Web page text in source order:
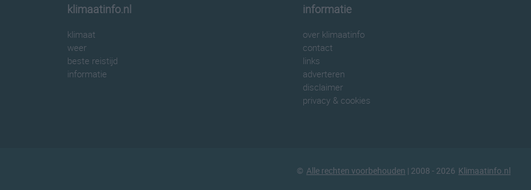
klimaatinfo.nl
klimaat
weer
beste reistijd
informatie
informatie
over klimaatinfo
contact
links
adverteren
disclaimer
privacy & cookies
© Alle rechten voorbehouden | 2008 - 2026 Klimaatinfo.nl